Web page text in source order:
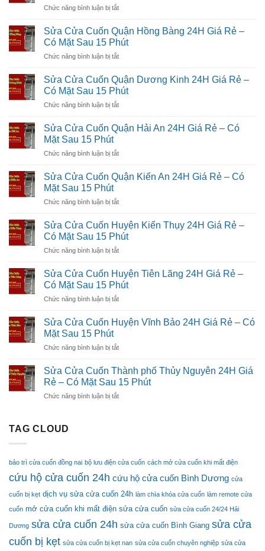
Ngô
24H
Giá
–
Mặt
Sau
Phút
Chức năng bình luận bị tắtở
Cửa
Cuốn
Quận
Đồ
24H
Giá
–
Mặt
Phút
Sửa Cửa Cuốn Quận Hồng Bàng 24H Giá Rẻ –
Có Mặt Sau 15 Phút
Chức năng bình luận bị tắtở
Cửa
Cuốn
Quận
Hồng
24H
–
Mặt
Phút
Sửa Cửa Cuốn Quận Dương Kinh 24H Giá Rẻ –
Có Mặt Sau 15 Phút
Chức năng bình luận bị tắtở
Cửa
Cuốn
Dương
24H
–
Mặt
Sau
Phút
Sửa Cửa Cuốn Quận Hải An 24H Giá Rẻ – Có
Mặt Sau 15 Phút
Chức năng bình luận bị tắtở
Cửa
Cuốn
Hải
24H
Giá
–
Mặt
Sau
Phút
Sửa Cửa Cuốn Quận Kiến An 24H Giá Rẻ – Có
Mặt Sau 15 Phút
Chức năng bình luận bị tắtở
Cửa
Cuốn
Quận
Kiến
24H
Giá
–
Mặt
Phút
Sửa Cửa Cuốn Huyện Kiến Thụy 24H Giá Rẻ –
Có Mặt Sau 15 Phút
Chức năng bình luận bị tắtở
Cửa
Cuốn
Huyện
Kiến
24H
–
Mặt
Sau
Phút
Sửa Cửa Cuốn Huyện Tiên Lãng 24H Giá Rẻ –
Có Mặt Sau 15 Phút
Chức năng bình luận bị tắtở
Cửa
Cuốn
Tiên
24H
Giá
–
Sửa Cửa Cuốn Huyện Vĩnh Bảo 24H Giá Rẻ – Có
Mặt Sau 15 Phút
Chức năng bình luận bị tắtở
Cửa
Cuốn
Huyện
Vĩnh
Sau
Phút
Sửa Cửa Cuốn Thành phố Thủy Nguyên 24H Giá
Rẻ – Có Mặt Sau 15 Phút
Chức năng bình luận bị tắtở
Nguyên
24H
Rẻ
–
Mặt
15
TAG CLOUD
bảo trì cửa cuốn đồng nai bộ lưu điện cửa cuốn cách mở cửa cuốn khi mất điện
cứu hộ cửa cuốn 24h cứu hộ cửa cuốn Bình Dương cửa
cuốn bị kẹt dịch vụ sửa cửa cuốn 24h làm chìa khóa cửa cuốn làm remote cửa
cuốn mở cửa cuốn khi mất điện sửa cửa cuốn sửa cửa cuốn 24/24 Hải
Dương sửa cửa cuốn 24h sửa cửa cuốn Bình Giang sửa cửa
cuốn bị kẹt sửa cửa cuốn bị kẹt nan sửa cửa cuốn chuyên nghiệp sửa cửa